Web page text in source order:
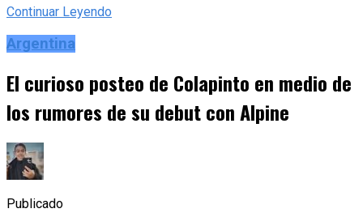
Continuar Leyendo
Argentina
El curioso posteo de Colapinto en medio de
los rumores de su debut con Alpine
Publicado